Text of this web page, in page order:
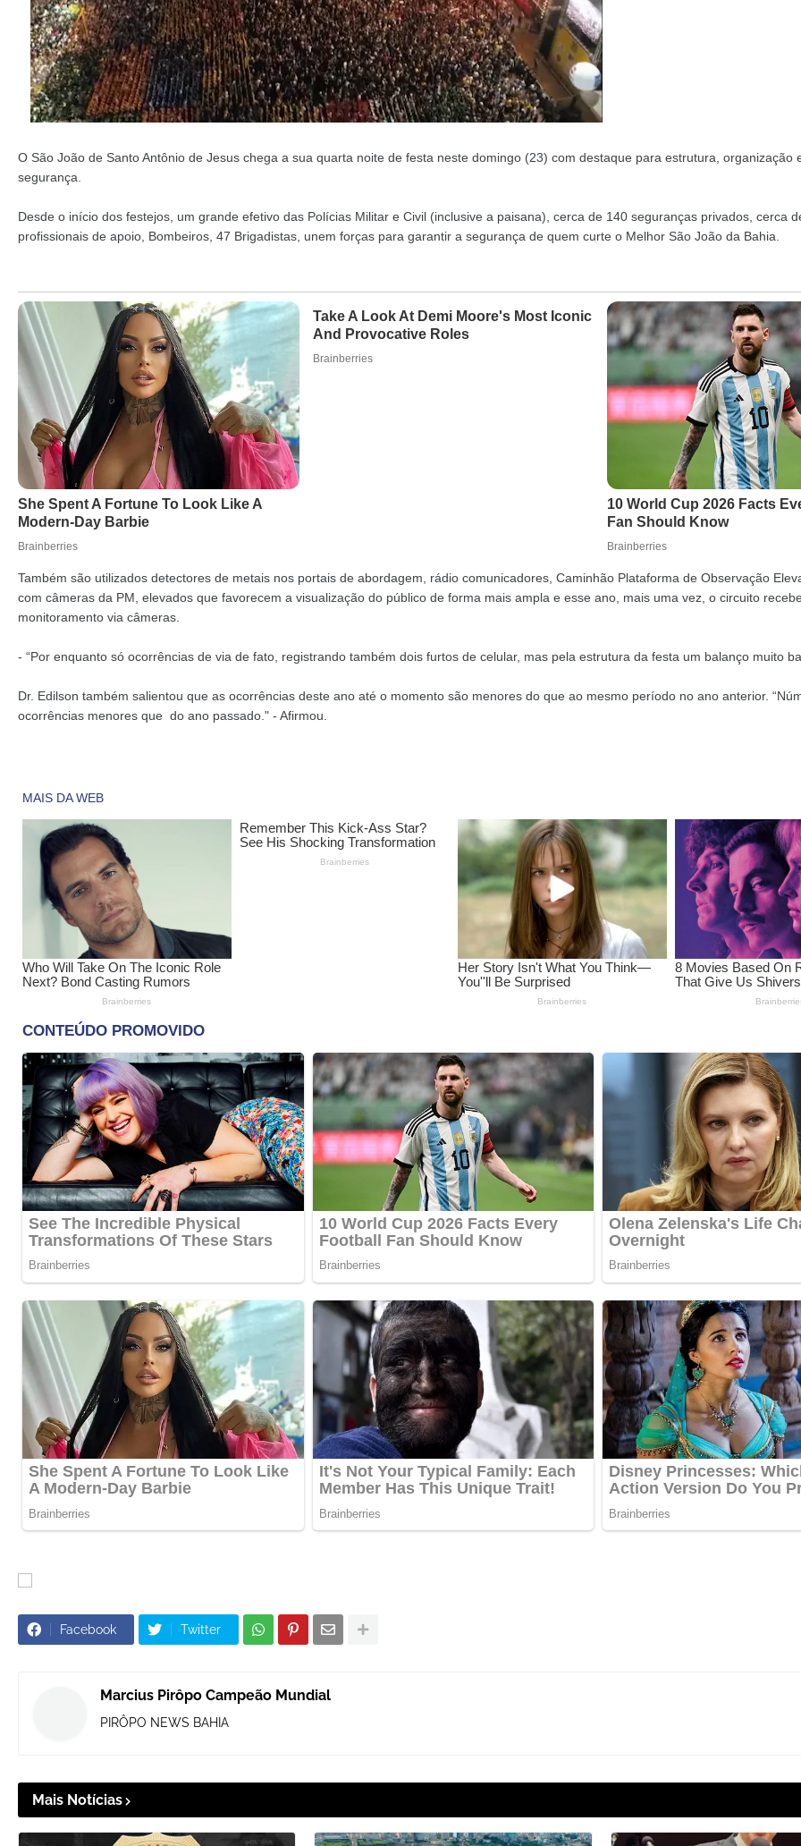
O São João de Santo Antônio de Jesus chega a sua quarta noite de festa neste domingo (23) com destaque para estrutura, organização
segurança.
Desde o início dos festejos, um grande efetivo das Polícias Militar e Civil (inclusive a paisana), cerca de 140 seguranças privados, cerca
profissionais de apoio, Bombeiros, 47 Brigadistas, unem forças para garantir a segurança de quem curte o Melhor São João da Bahia.
Também são utilizados detectores de metais nos portais de abordagem, rádio comunicadores, Caminhão Plataforma de Observação
com câmeras da PM, elevados que favorecem a visualização do público de forma mais ampla e esse ano, mais uma vez, o circuito
monitoramento via câmeras.
- “Por enquanto só ocorrências de via de fato, registrando também dois furtos de celular, mas pela estrutura da festa um balanço muito
Dr. Edilson também salientou que as ocorrências deste ano até o momento são menores do que ao mesmo período no ano anterior.
ocorrências menores que do ano passado." - Afirmou.
Facebook Twitter
Marcius Pirôpo Campeão Mundial
PIRÔPO NEWS BAHIA
Mais Notícias